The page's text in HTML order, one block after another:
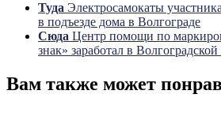
Туда Электросамокаты
в подъезде дома в Волгограде
Сюда Центр помощи по
знак» заработал в Волгоградской
Вам также может